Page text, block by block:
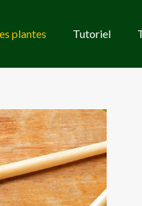
plantes Tutoriel